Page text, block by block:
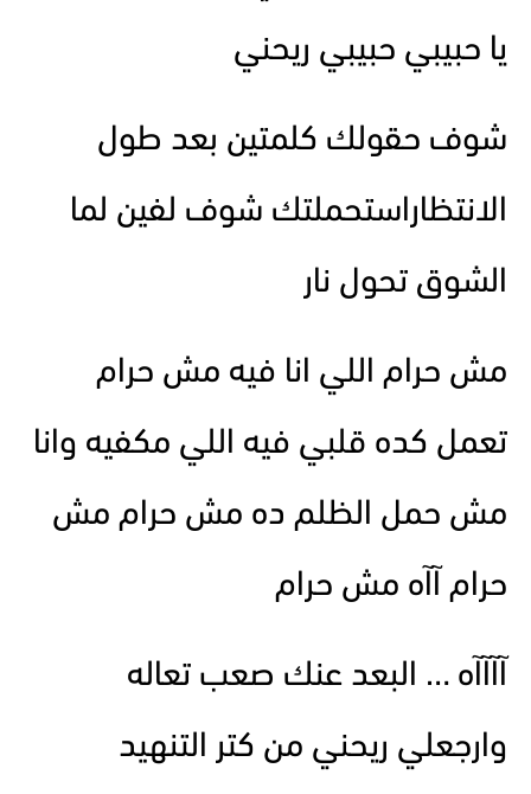
يا حبيبي حبيبي ريحني
شوف حقولك كلمتين بعد طول
الانتظاراستحملتك شوف لفين لما
الشوق تحول نار
مش حرام اللي انا فيه مش حرام
تعمل كده قلبي فيه اللي مكفيه وانا
مش حمل الظلم ده مش حرام مش
حرام آآه مش حرام
آآآآه … البعد عنك صعب تعاله
وارجعلي ريحني من كتر التنهيد